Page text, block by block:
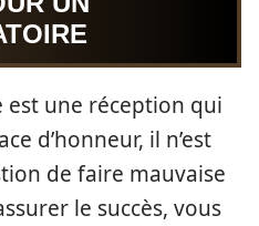
est une réception qui
d’honneur, il n’est
de faire mauvaise
le succès, vous